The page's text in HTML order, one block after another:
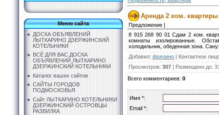
Меню сайта
ДОСКА ОБЪЯВЛЕНИЙ
ЛЫТКАРИНО ДЗЕРЖИНСКИЙ
КОТЕЛЬНИКИ
ВСЁ ДЛЯ ВАС ДОСКА
ОБЪЯВЛЕНИЙ ЛЫТКАРИНО
ДЗЕРЖИНСКИЙ КОТЕЛЬНИКИ
Каталог ваших сайтов
САЙТЫ ГОРОДОВ
ПОДМОСКОВЬЯ
Сайт ЛЫТКАРИНО КОТЕЛЬНИКИ
ДЗЕРЖИНСКИЙ ОСТРОВЦЫ
РАЗВИЛКА
Аренда 2 ком.
Предложение |
8 915 268 90 01 Сдам 2 ком.
комнаты изолированные.
холодильник, обеденная зона.
Добавил: фрязино | Контактное лицо
Просмотров: 307 | Размещено до:
Всего комментариев: 0
Имя *:
Email *: